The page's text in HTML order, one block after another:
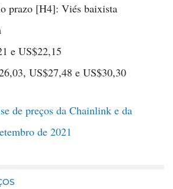
prazo [H4]: Viés baixista
e US$22,15
US$27,48 e US$30,30
de preços da Chainlink e da
de 2021